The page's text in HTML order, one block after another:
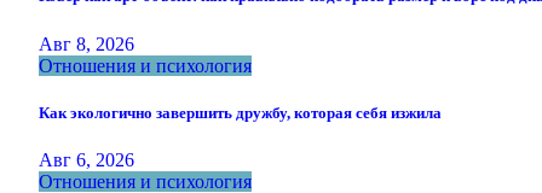
Авг 8, 2026
Отношения и психология
Как экологично завершить дружбу, которая себя изжила
Авг 6, 2026
Отношения и психология